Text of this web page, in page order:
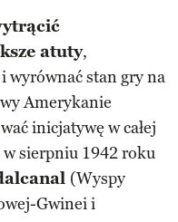
atuty,
wyrównać stan gry na
Amerykanie
inicjatywę w całej
w sierpniu 1942 roku
(Wyspy
Gwinei i